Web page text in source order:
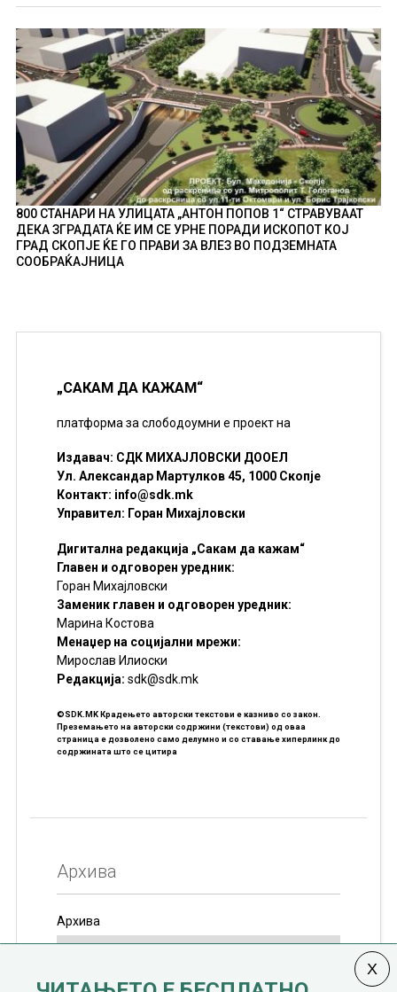
800 СТАНАРИ НА УЛИЦАТА „АНТОН ПОПОВ 1“ СТРАВУВААТ
ДЕКА ЗГРАДАТА ЌЕ ИМ СЕ УРНЕ ПОРАДИ ИСКОПОТ КОЈ
ГРАД СКОПЈЕ ЌЕ ГО ПРАВИ ЗА ВЛЕЗ ВО ПОДЗЕМНАТА
СООБРАЌАЈНИЦА
„САКАМ ДА КАЖАМ“
платформа за слободоумни е проект на
Издавач: СДК МИХАЈЛОВСКИ ДООЕЛ
Ул. Александар Мартулков 45, 1000 Скопје
Контакт: info@sdk.mk
Управител: Горан Михајловски
Дигитална редакција „Сакам да кажам“
Главен и одговорен уредник:
Горан Михајловски
Заменик главен и одговорен уредник:
Марина Костова
Менаџер на социјални мрежи:
Мирослав Илиоски
Редакцијa: sdk@sdk.mk
©SDK.MK Крадењето авторски текстови е казниво со закон.
Преземањето на авторски содржини (текстови) од оваа
страница е дозволено само делумно и со ставање хиперлинк до
содржината што се цитира
Архива
Архива